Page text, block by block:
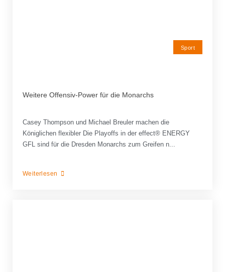
Sport
Weitere Offensiv-Power für die Monarchs
Casey Thompson und Michael Breuler machen die
Königlichen flexibler Die Playoffs in der effect® ENERGY
GFL sind für die Dresden Monarchs zum Greifen n...
Weiterlesen